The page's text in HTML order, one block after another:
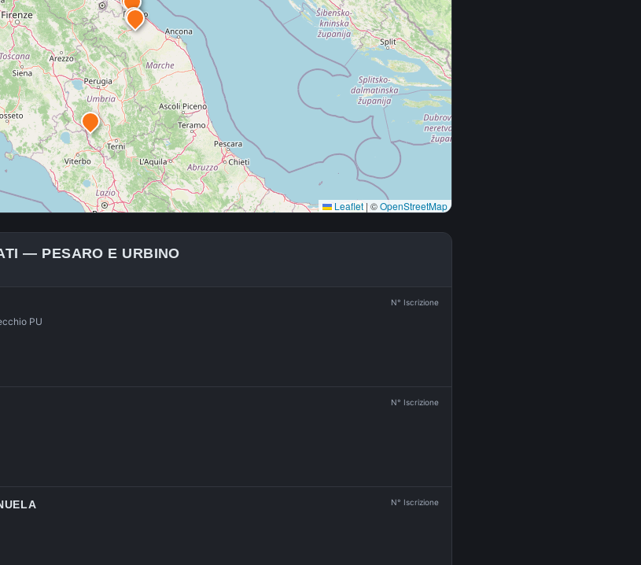
Leaflet | ©OpenStreetMap
— PESARO E URBINO
PU
N° Iscrizione
N° Iscrizione
N° Iscrizione